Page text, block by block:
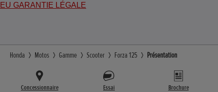
EU GARANTIE LÉGALE
Honda Motos Gamme Scooter Forza 125 Présentation
Concessionnaire Essai Brochure